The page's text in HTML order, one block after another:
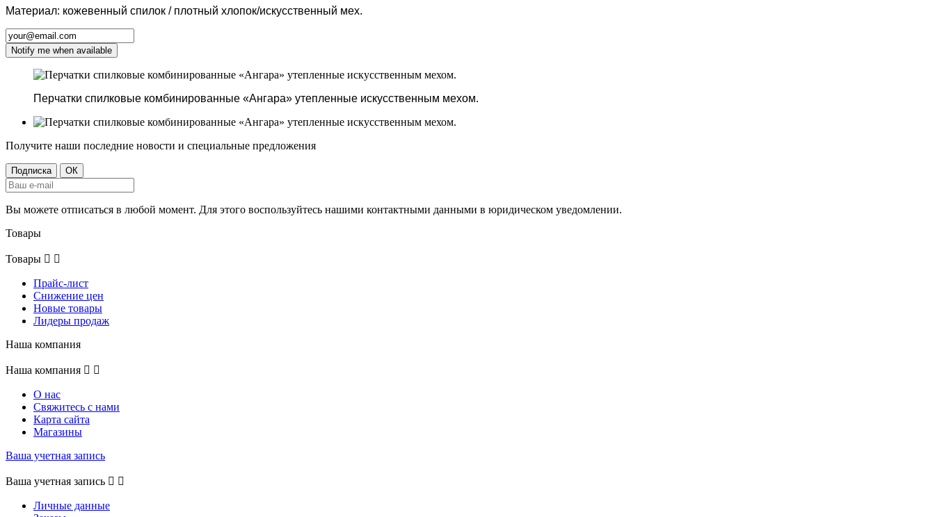
Материал: кожевенный спилок / плотный хлопок/искусственный мех.
Notify me when available
Перчатки спилковые комбинированные «Ангара» утепленные искусственным мехом.
Получите наши последние новости и специальные предложения
Вы можете отписаться в любой момент. Для этого воспользуйтесь нашими контактными данными в юридическом уведомлении.
Товары
Товары  
Прайс-лист
Снижение цен
Новые товары
Лидеры продаж
Наша компания
Наша компания  
О нас
Свяжитесь с нами
Карта сайта
Магазины
Ваша учетная запись
Ваша учетная запись  
Личные данные